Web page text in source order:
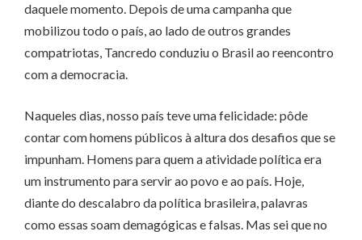
daquele momento. Depois de uma campanha que
mobilizou todo o país, ao lado de outros grandes
compatriotas, Tancredo conduziu o Brasil ao reencontro
com a democracia.
Naqueles dias, nosso país teve uma felicidade: pôde
contar com homens públicos à altura dos desafios que se
impunham. Homens para quem a atividade política era
um instrumento para servir ao povo e ao país. Hoje,
diante do descalabro da política brasileira, palavras
como essas soam demagógicas e falsas. Mas sei que no